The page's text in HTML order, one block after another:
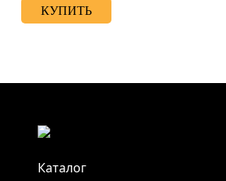
КУПИТЬ
Каталог